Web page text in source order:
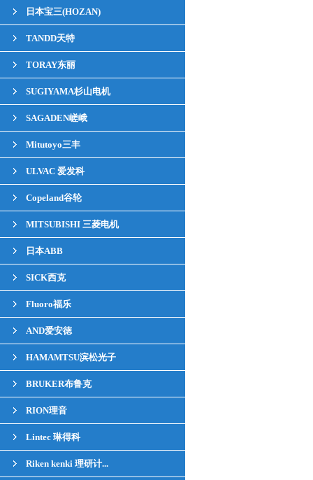
日本宝三(HOZAN)
TANDD天特
TORAY东丽
SUGIYAMA杉山电机
SAGADEN嵯峨
Mitutoyo三丰
ULVAC 爱发科
Copeland谷轮
MITSUBISHI 三菱电机
日本ABB
SICK西克
Fluoro福乐
AND爱安徳
HAMAMTSU滨松光子
BRUKER布鲁克
RION理音
Lintec 琳得科
Riken kenki 理研计...